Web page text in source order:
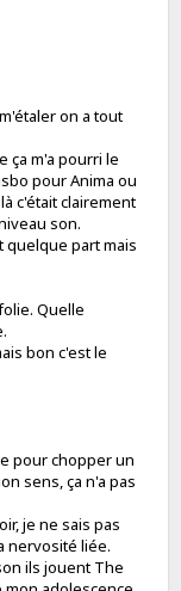
on a tout
ça m'a pourri le
pour Anima ou
c'était clairement
son.
quelque part mais
Quelle
bon c'est le
pour chopper un
sens, ça n'a pas
je ne sais pas
nervosité liée.
ils jouent The